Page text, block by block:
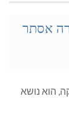
אסתר
הוא נושא